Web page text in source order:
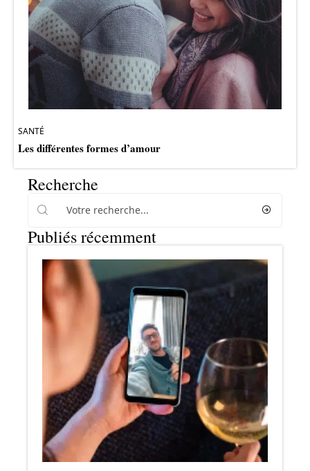
SANTÉ
Les différentes formes d’amour
Recherche
Publiés récemment